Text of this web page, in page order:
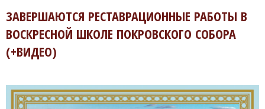
ЗАВЕРШАЮТСЯ РЕСТАВРАЦИОННЫЕ РАБОТЫ В
ВОСКРЕСНОЙ ШКОЛЕ ПОКРОВСКОГО СОБОРА
(+ВИДЕО)